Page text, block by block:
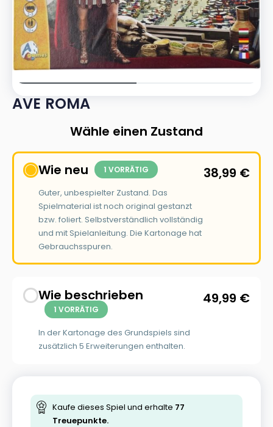
AVE ROMA
Wähle einen Zustand
Wie neu 1 VORRÄTIG
Guter, unbespielter Zustand. Das
Spielmaterial ist noch original gestanzt
bzw. foliert. Selbstverständlich vollständig
und mit Spielanleitung. Die Kartonage hat
Gebrauchsspuren.
38,99 €
Wie beschrieben
1 VORRÄTIG
In der Kartonage des Grundspiels sind
zusätzlich 5 Erweiterungen enthalten.
49,99 €
Kaufe dieses Spiel und erhalte 77
Treuepunkte.